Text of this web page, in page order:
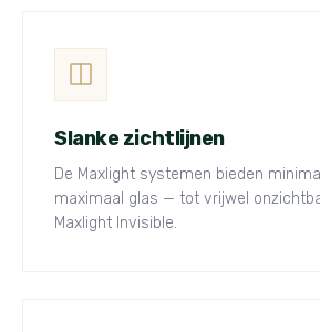
Slanke zichtlijnen
De Maxlight systemen bieden
maximaal glas — tot vrijwel
Maxlight Invisible.